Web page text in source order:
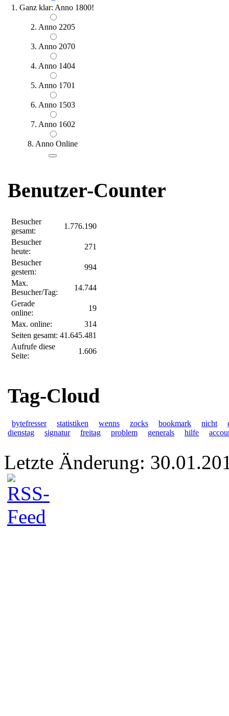
1. Ganz klar: Anno 1800!
2. Anno 2205
3. Anno 2070
4. Anno 1404
5. Anno 1701
6. Anno 1503
7. Anno 1602
8. Anno Online
Benutzer-Counter
Besucher
gesamt:
1.776.190
Besucher
heute:
271
Besucher
gestern:
994
Max.
Besucher/Tag:
14.744
Gerade
online:
19
Max. online:
314
Seiten gesamt: 41.645.481
Aufrufe diese
Seite:
1.606
Tag-Cloud
bytefresser statistiken wenns zocks bookmark nicht
dienstag
signatur freitag problem generals hilfe
Letzte Änderung: